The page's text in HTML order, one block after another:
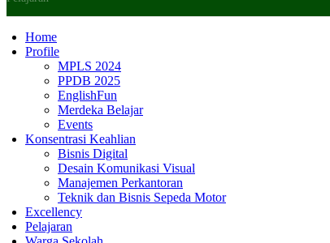
Home
Profile
MPLS 2024
PPDB 2025
EnglishFun
Merdeka Belajar
Events
Konsentrasi Keahlian
Bisnis Digital
Desain Komunikasi Visual
Manajemen Perkantoran
Teknik dan Bisnis Sepeda Motor
Excellency
Pelajaran